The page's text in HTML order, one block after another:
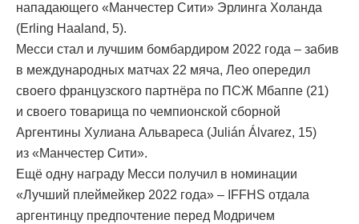
нападающего «Манчестер Сити» Эрлинга Холанда
(Erling Haaland, 5).
Месси стал и лучшим бомбардиром 2022 года – забив
в международных матчах 22 мяча, Лео опередил
своего французского партнёра по ПСЖ Мбаппе (21)
и своего товарища по чемпионской сборной
Аргентины Хулиана Альвареса (Julián Álvarez, 15)
из «Манчестер Сити».
Ещё одну награду Месси получил в номинации
«Лучший плеймейкер 2022 года» – IFFHS отдала
аргентинцу предпочтение перед Модричем